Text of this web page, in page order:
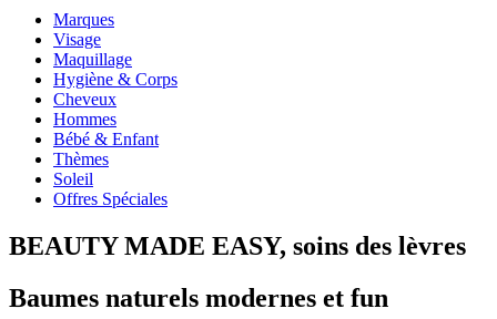
Marques
Visage
Maquillage
Hygiène & Corps
Cheveux
Hommes
Bébé & Enfant
Thèmes
Soleil
Offres Spéciales
BEAUTY MADE EASY, soins des lèvres
Baumes naturels modernes et fun